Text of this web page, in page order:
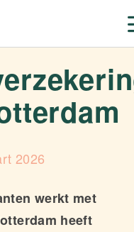
2026
werkt met
heeft